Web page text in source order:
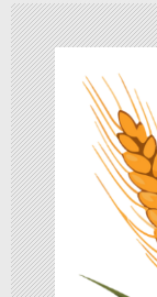
ว
เ
รื่
อ
ง